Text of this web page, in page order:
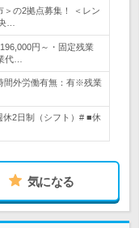
＞の2拠点募集！ ＜レン
…
円～・固定残業
代…
間外労働有無：有※残業
2日制（シフト）# ■休
気になる